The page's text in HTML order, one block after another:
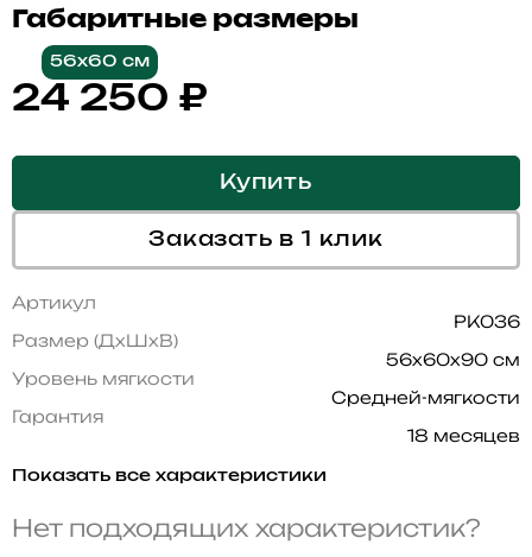
Габаритные размеры
56x60 см
24 250 ₽
Купить
Заказать в 1 клик
Артикул
PK036
Размер (ДхШхВ)
56x60x90 см
Уровень мягкости
Средней-мягкости
Гарантия
18 месяцев
Показать все характеристики
Нет подходящих характеристик?